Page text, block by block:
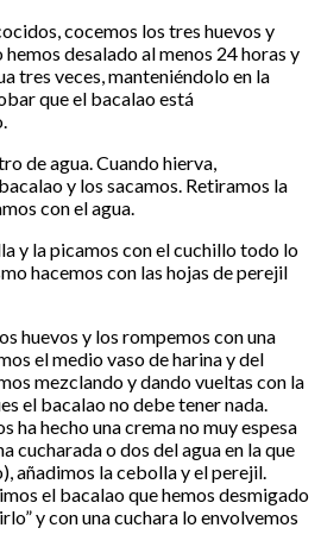
cocemos los tres huevos y
desalado al menos 24 horas y
tres veces, manteniéndolo en la
que el bacalao está
de agua. Cuando hierva,
y los sacamos. Retiramos la
con el agua.
y la picamos con el cuchillo todo lo
hacemos con las hojas de perejil
huevos y los rompemos con una
el medio vaso de harina y del
mezclando y dando vueltas con la
el bacalao no debe tener nada.
ha hecho una crema no muy espesa
cucharada o dos del agua en la que
añadimos la cebolla y el perejil.
el bacalao que hemos desmigado
y con una cuchara lo envolvemos